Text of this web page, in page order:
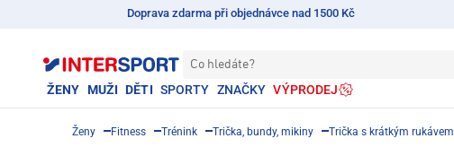
Doprava zdarma při objednávce nad 1500 Kč
Co hledáte?
ŽENY MUŽI DĚTI SPORTY ZNAČKY VÝPRODEJ
Ženy Fitness Trénink Trička, bundy, mikiny Trička s krátkým rukávem